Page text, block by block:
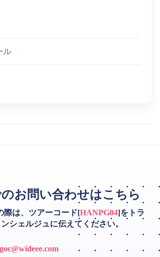
ル
お問い合わせはこちら
際は、ツアーコード[HANPG04]をトラ
シェルジュに伝えてください。